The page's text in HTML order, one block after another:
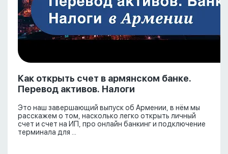
Как открыть счет в армянском банке.
Перевод активов. Налоги
Это наш завершающий выпуск об Армении, в нём мы
расскажем о том, насколько легко открыть личный
счет и счет на ИП, про онлайн банкинг и подключение
терминала для ...